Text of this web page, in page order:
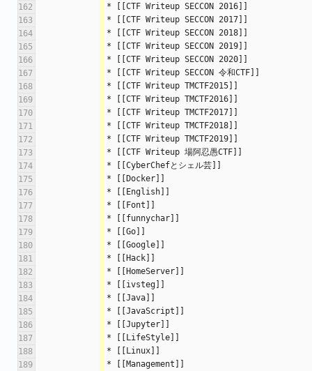
162
* [[CTF Writeup SECCON 2016]]
163
* [[CTF Writeup SECCON 2017]]
164
* [[CTF Writeup SECCON 2018]]
165
* [[CTF Writeup SECCON 2019]]
166
* [[CTF Writeup SECCON 2020]]
167
* [[CTF Writeup SECCON 令和CTF]]
168
* [[CTF Writeup TMCTF2015]]
169
* [[CTF Writeup TMCTF2016]]
170
* [[CTF Writeup TMCTF2017]]
171
* [[CTF Writeup TMCTF2018]]
172
* [[CTF Writeup TMCTF2019]]
173
* [[CTF Writeup 場阿忍愚CTF]]
174
* [[CyberChefとシェル芸]]
175
* [[Docker]]
176
* [[English]]
177
* [[Font]]
178
* [[funnychar]]
179
* [[Go]]
180
* [[Google]]
181
* [[Hack]]
182
* [[HomeServer]]
183
* [[ivsteg]]
184
* [[Java]]
185
* [[JavaScript]]
186
* [[Jupyter]]
187
* [[LifeStyle]]
188
* [[Linux]]
189
* [[Management]]